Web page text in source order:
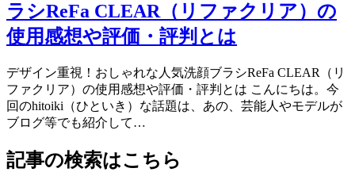
ラシReFa CLEAR（リファクリア）の
使用感想や評価・評判とは
デザイン重視！おしゃれな人気洗顔ブラシReFa CLEAR（リ
ファクリア）の使用感想や評価・評判とは こんにちは。今
回のhitoiki（ひといき）な話題は、あの、芸能人やモデルが
ブログ等でも紹介して…
記事の検索はこちら